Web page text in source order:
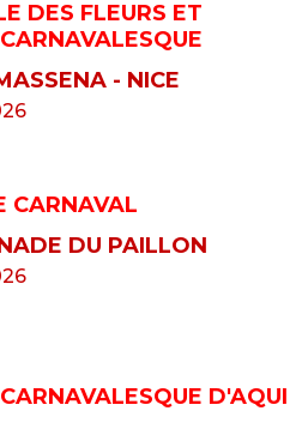
DES FLEURS ET
- NICE
CARNAVAL
DU PAILLON
D'AQUI